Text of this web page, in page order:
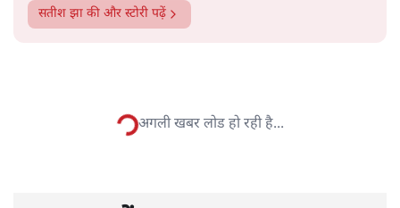
विश्लेषणात्मक और मानवीय स्वरों में से एक हैं। शिक्षा, समाज,